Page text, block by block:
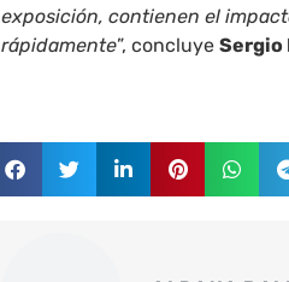
exposición, contienen el
rápidamente”, concluyeSergio